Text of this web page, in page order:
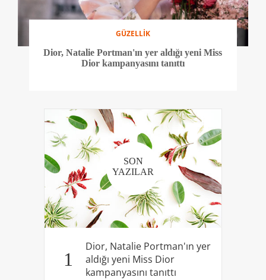
GÜZELLİK
Dior, Natalie Portman'ın yer aldığı yeni Miss
Dior kampanyasını tanıttı
SON
YAZILAR
1
Dior, Natalie Portman'ın yer
aldığı yeni Miss Dior
kampanyasını tanıttı